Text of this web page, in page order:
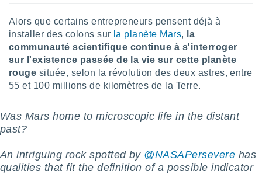
de
à
en
le
au
de
Alors que certains entrepreneurs pensent déjà à
installer des colons sur la planète Mars,
la
communauté scientifique continue à s'interroger
sur l'existence passée de la vie sur cette planète
rouge située, selon la révolution des deux astres, entre
55 et 100 millions de kilomètres de la Terre.
Was Mars home to microscopic life in the distant
past?
An intriguing rock spotted by @NASAPersevere has
qualities that fit the definition of a possible indicator